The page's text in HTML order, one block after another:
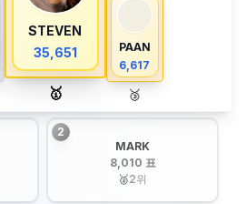
STEVEN
35,651
🥇
PAAN
6,617
🥉
2
MARK
8,010 표
🥈2위